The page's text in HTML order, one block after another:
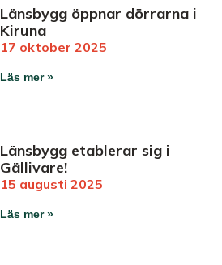
Länsbygg öppnar dörrarna i
Kiruna
17 oktober 2025
Läs mer »
Länsbygg etablerar sig i
Gällivare!
15 augusti 2025
Läs mer »